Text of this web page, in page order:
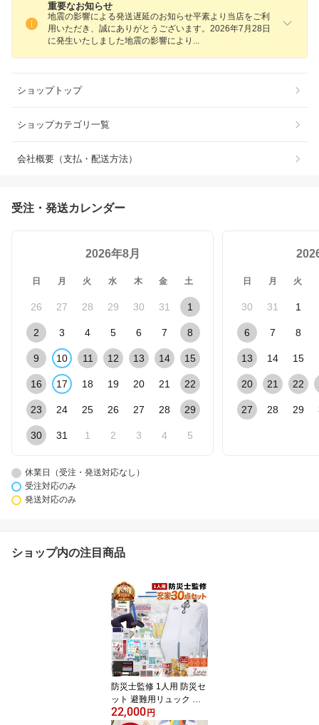
重要なお知らせ
地震の影響による発送遅延のお知らせ平素より当店をご利
用いただき、誠にありがとうございます。2026年7月28日
に発生いたしました地震の影響によ り
ショップトップ
ショップカテゴリ一覧
会社概要（支払・配送方法）
受注・発送カレンダー
2026年8月
日 月 火 水 木 金 土
26 27 28 29 30 31 1
2 3 4 5 6 7 8
9 10 11 12 13 14 15
16 17 18 19 20 21 22
23 24 25 26 27 28 29
30 31 1 2 3 4 5
日 月 火
30 31 1
6 7 8
13 14 15
20 21 22
27 28 29
休業日（受注・発送対応なし）
受注対応のみ
発送対応のみ
ショップ内の注目商品
防災士監修 1人用 防災セ
ット 避難用リュック 充
実30点 防災グッズ 非常
22,000円